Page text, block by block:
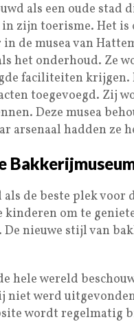
als een oude stad
zijn toerisme. Het is
de musea van
het onderhoud. Ze
faciliteiten krijgen.
toegevoegd. Zij
Deze musea
arsenaal hadden ze
de beste plek voor
kinderen om te
nieuwe stijl van
hele wereld
niet werd
wordt regelmatig